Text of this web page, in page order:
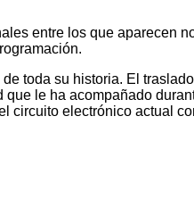
entre los que aparecen
toda su historia. El
le ha acompañado
circuito electrónico actual